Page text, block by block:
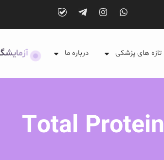
تازه های پزشکی درباره ما
Total Protein